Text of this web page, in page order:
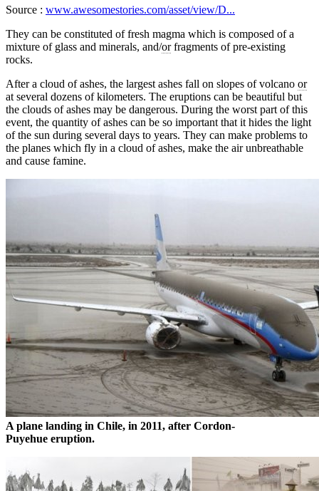
Source : www.awesomestories.com/asset/view/D...
They can be constituted of fresh magma which is composed of a
mixture of glass and minerals, and/orfragments of pre-existing
rocks.
After a cloud of ashes, the largest ashes fall on slopes of volcano or
at several dozens of kilometers. The eruptions can be beautiful but
the clouds of ashes may be dangerous. During the worst part of this
event, the quantity of ashes can be so important that it hides the light
of the sun during several days to years. They can make problems to
the planes which fly in a cloud of ashes, make the air unbreathable
and cause famine.
A plane landing in Chile, in 2011, after Cordon-
Puyehue eruption.